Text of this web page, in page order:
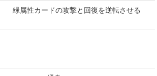
緑属性カードの攻撃と回復を逆転させる